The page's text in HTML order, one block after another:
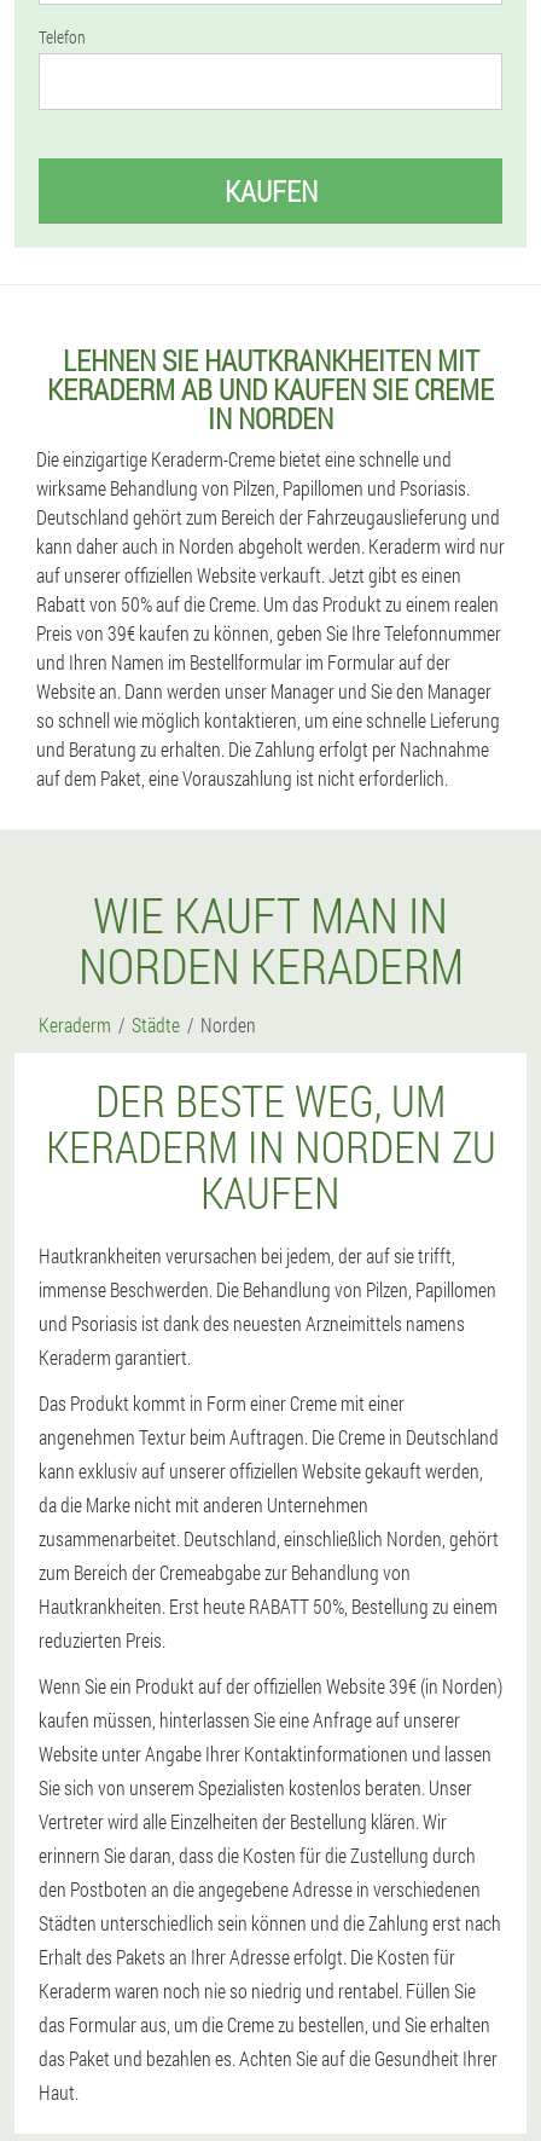
Telefon
KAUFEN
LEHNEN SIE HAUTKRANKHEITEN MIT
KERADERM AB UND KAUFEN SIE CREME
IN NORDEN
Die einzigartige Keraderm-Creme bietet eine schnelle und
wirksame Behandlung von Pilzen, Papillomen und Psoriasis.
Deutschland gehört zum Bereich der Fahrzeugauslieferung und
kann daher auch in Norden abgeholt werden. Keraderm wird nur
auf unserer offiziellen Website verkauft. Jetzt gibt es einen
Rabatt von 50% auf die Creme. Um das Produkt zu einem realen
Preis von 39€ kaufen zu können, geben Sie Ihre Telefonnummer
und Ihren Namen im Bestellformular im Formular auf der
Website an. Dann werden unser Manager und Sie den Manager
so schnell wie möglich kontaktieren, um eine schnelle Lieferung
und Beratung zu erhalten. Die Zahlung erfolgt per Nachnahme
auf dem Paket, eine Vorauszahlung ist nicht erforderlich.
WIE KAUFT MAN IN
NORDEN KERADERM
Keraderm Städte Norden
DER BESTE WEG, UM
KERADERM IN NORDEN ZU
KAUFEN
Hautkrankheiten verursachen bei jedem, der auf sie trifft,
immense Beschwerden. Die Behandlung von Pilzen, Papillomen
und Psoriasis ist dank des neuesten Arzneimittels namens
Keraderm garantiert.
Das Produkt kommt in Form einer Creme mit einer
angenehmen Textur beim Auftragen. Die Creme in Deutschland
kann exklusiv auf unserer offiziellen Website gekauft werden,
da die Marke nicht mit anderen Unternehmen
zusammenarbeitet. Deutschland, einschließlich Norden, gehört
zum Bereich der Cremeabgabe zur Behandlung von
Hautkrankheiten. Erst heute RABATT 50%, Bestellung zu einem
reduzierten Preis.
Wenn Sie ein Produkt auf der offiziellen Website 39€ (in Norden)
kaufen müssen, hinterlassen Sie eine Anfrage auf unserer
Website unter Angabe Ihrer Kontaktinformationen und lassen
Sie sich von unserem Spezialisten kostenlos beraten. Unser
Vertreter wird alle Einzelheiten der Bestellung klären. Wir
erinnern Sie daran, dass die Kosten für die Zustellung durch
den Postboten an die angegebene Adresse in verschiedenen
Städten unterschiedlich sein können und die Zahlung erst nach
Erhalt des Pakets an Ihrer Adresse erfolgt. Die Kosten für
Keraderm waren noch nie so niedrig und rentabel. Füllen Sie
das Formular aus, um die Creme zu bestellen, und Sie erhalten
das Paket und bezahlen es. Achten Sie auf die Gesundheit Ihrer
Haut.